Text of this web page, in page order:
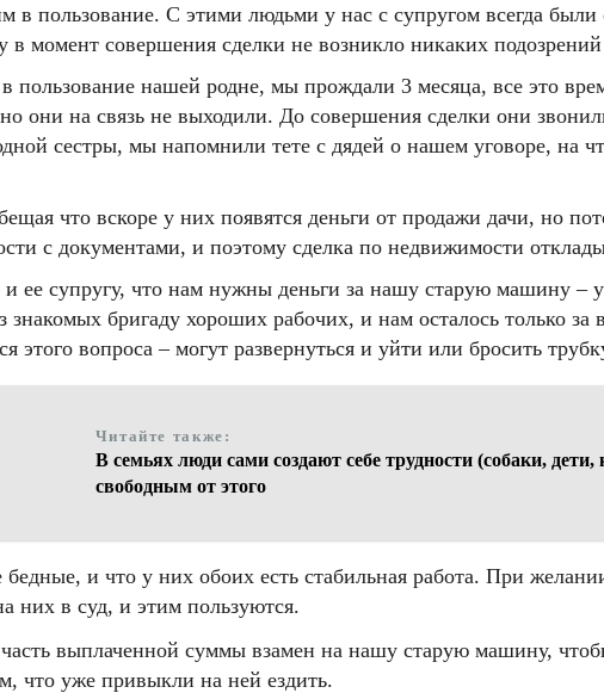
в пользование. С этими людьми у нас с супругом всегда
момент совершения сделки не возникло никаких подозрений
пользование нашей родне, мы прождали 3 месяца, все это
они на связь не выходили. До совершения сделки они
сестры, мы напомнили тете с дядей о нашем уговоре, на
что вскоре у них появятся деньги от продажи дачи, но
с документами, и поэтому сделка по недвижимости
ее супругу, что нам нужны деньги за нашу старую машину –
бригаду хороших рабочих, и нам осталось только за
этого вопроса – могут развернуться и уйти или бросить
Читайте также:
В семьях люди сами создают себе трудности (собаки,
свободным от этого
и что у них обоих есть стабильная работа. При
них в суд, и этим пользуются.
выплаченной суммы взамен на нашу старую машину,
что уже привыкли на ней ездить.